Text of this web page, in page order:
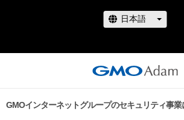
GMOインターネットグループのセキュリティ事業